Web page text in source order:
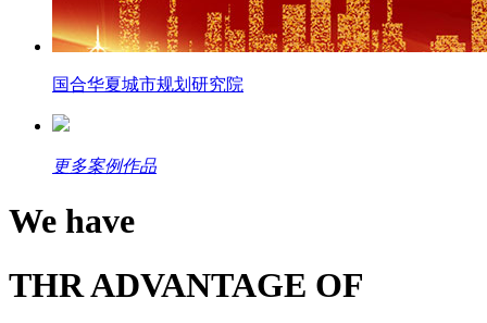
国合华夏城市规划研究院
更多案例作品
We have
THR ADVANTAGE OF